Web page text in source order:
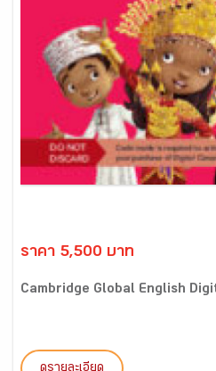
ราคา 5,500 บาท
Cambridge Global English